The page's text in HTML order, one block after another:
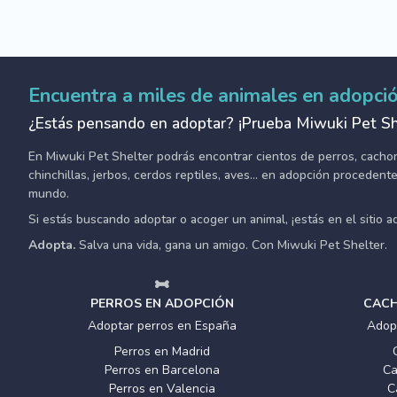
Encuentra a miles de animales en
¿Estás pensando en adoptar? ¡Prueba Miwuki Pet
En Miwuki Pet Shelter podrás encontrar cientos de perros,
chinchillas, jerbos, cerdos reptiles, aves... en adopción
mundo.
Si estás buscando adoptar o acoger un animal, ¡estás en el sitio
Adopta. Salva una vida, gana un amigo. Con Miwuki Pet Shelter.
PERROS EN ADOPCIÓN
Adoptar perros en España
Perros en Madrid
Perros en Barcelona
Perros en Valencia